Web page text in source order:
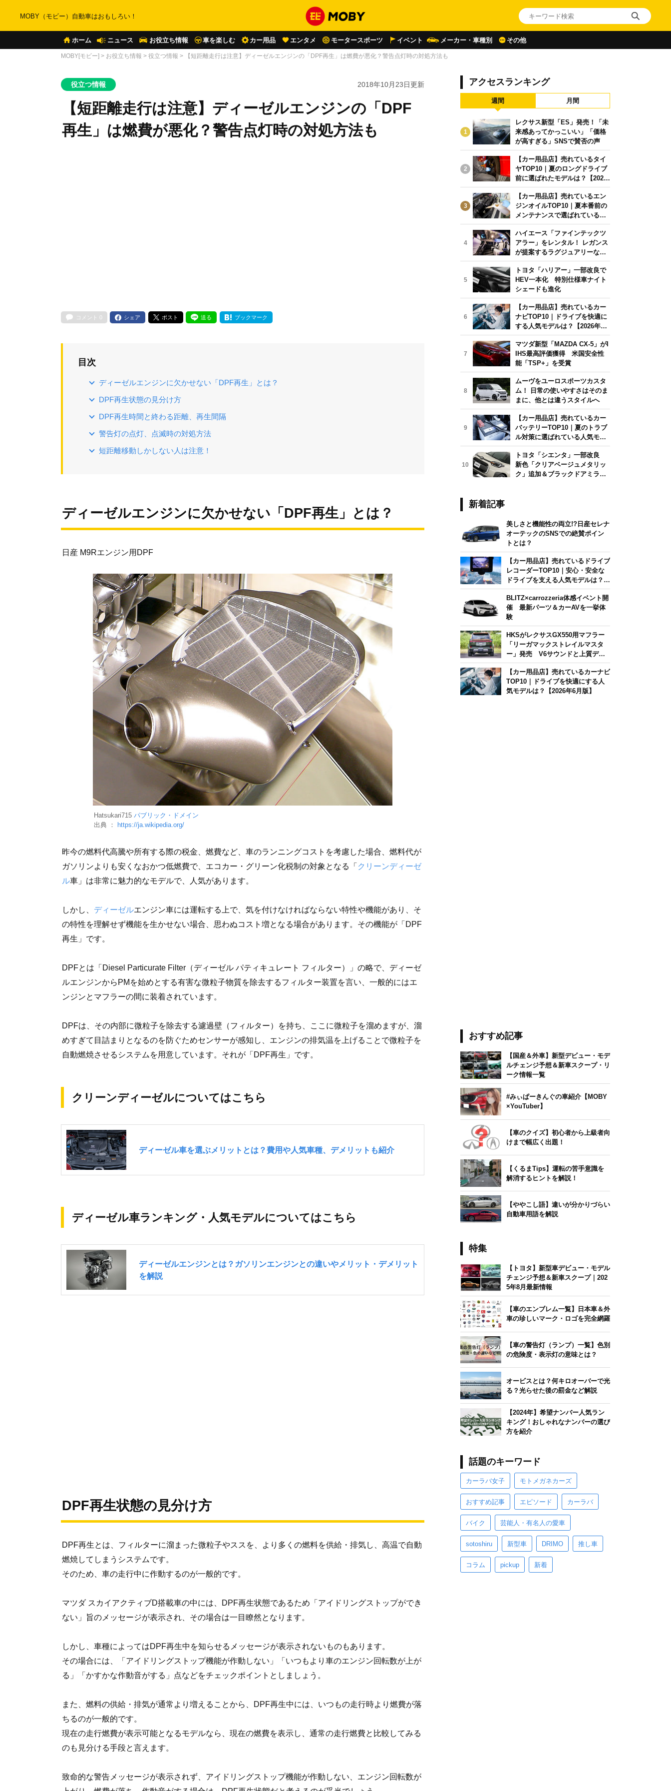
MOBY（モビー）自動車はおもしろい！
ホーム ニュース お役立ち情報 車を楽しむ カー用品 エンタメ モータースポーツ イベント メーカー・車種別 その他
MOBY[モビー] > お役立ち情報 > 役立つ情報 > 【短距離走行は注意】ディーゼルエンジンの「DPF再生」は燃費が悪化？警告点灯時の対処方法も
役立つ情報 2018年10月23日更新
【短距離走行は注意】ディーゼルエンジンの「DPF
再生」は燃費が悪化？警告点灯時の対処方法も
コメント 0 シェア ポスト 送る ブックマーク
目次
ディーゼルエンジンに欠かせない「DPF再生」とは？
DPF再生状態の見分け方
DPF再生時間と終わる距離、再生間隔
警告灯の点灯、点滅時の対処方法
短距離移動しかしない人は注意！
ディーゼルエンジンに欠かせない「DPF再生」とは？
日産 M9Rエンジン用DPF
Hatsukari715 パブリック・ドメイン
出典 ：
https://ja.wikipedia.org/
昨今の燃料代高騰や所有する際の税金、燃費など、車のランニングコストを考慮した場合、燃料代が
ガソリンよりも安くなおかつ低燃費で、エコカー・グリーン化税制の対象となる「クリーンディーゼ
ル車」は非常に魅力的なモデルで、人気があります。
しかし、 ディーゼルエンジン車には運転する上で、気を付けなければならない特性や機能があり、そ
の特性を理解せず機能を生かせない場合、思わぬコスト増となる場合があります。その機能が「DPF
再生」です。
DPFとは「Diesel Particurate Filter（ディーゼル パティキュレート フィルター）」の略で、ディーゼ
ルエンジンからPMを始めとする有害な微粒子物質を除去するフィルター装置を言い、一般的にはエ
ンジンとマフラーの間に装着されています。
DPFは、その内部に微粒子を除去する濾過壁（フィルター）を持ち、ここに微粒子を溜めますが、溜
めすぎて目詰まりとなるのを防ぐためセンサーが感知し、エンジンの排気温を上げることで微粒子を
自動燃焼させるシステムを用意しています。それが「DPF再生」です。
クリーンディーゼルについてはこちら
ディーゼル車ランキング・人気モデルについてはこちら
DPF再生状態の見分け方
DPF再生とは、フィルターに溜まった微粒子やススを、より多くの燃料を供給・排気し、高温で自動
燃焼してしまうシステムです。
そのため、車の走行中に作動するのが一般的です。
マツダ スカイアクティブD搭載車の中には、DPF再生状態であるため「アイドリングストップができ
ない」旨のメッセージが表示され、その場合は一目瞭然となります。
しかし、車種によってはDPF再生中を知らせるメッセージが表示されないものもあります。
その場合には、「アイドリングストップ機能が作動しない」「いつもより車のエンジン回転数が上が
る」「かすかな作動音がする」点などをチェックポイントとしましょう。
また、燃料の供給・排気が通常より増えることから、DPF再生中には、いつもの走行時より燃費が落
ちるのが一般的です。
現在の走行燃費が表示可能となるモデルなら、現在の燃費を表示し、通常の走行燃費と比較してみる
のも見分ける手段と言えます。
致命的な警告メッセージが表示されず、アイドリングストップ機能が作動しない、エンジン回転数が
アクセスランキング
週間 月間
1
レクサス新型「ES」発売！「未
来感あってかっこいい」「価格
が高すぎる」SNSで賛否の声
2
【カー用品店】売れているタイ
ヤTOP10｜夏のロングドライブ
前に選ばれたモデルは？【2026
年6月版】
3
【カー用品店】売れているエン
ジンオイルTOP10｜夏本番前の
メンテナンスで選ばれている人
気モデルは？【2026年6月版】
4
ハイエース「ファインテックツ
アラー」をレンタル！ レガンス
が提案するラグジュアリーな移
動体験
5
トヨタ「ハリアー」一部改良で
HEV一本化 特別仕様車ナイト
シェードも進化
6
【カー用品店】売れているカー
ナビTOP10｜ドライブを快適に
する人気モデルは？【2026年6
月版】
7
マツダ新型「MAZDA CX-5」がI
IHS最高評価獲得 米国安全性
能「TSP+」を受賞
8
ムーヴをユーロスポーツカスタ
ム！ 日常の使いやすさはそのま
まに、他とは違うスタイルへ
9
【カー用品店】売れているカー
バッテリーTOP10｜夏のトラブ
ル対策に選ばれている人気モデ
ルは？【2026年6月版】
10
トヨタ「シエンタ」一部改良
新色「クリアベージュメタリッ
ク」追加＆ブラックドアミラー
新着記事
美しさと機能性の両立!?日産セレナ
オーテックのSNSでの絶賛ポイン
トとは？
【カー用品店】売れているドライブ
レコーダーTOP10｜安心・安全な
ドライブを支える人気モデルは？
【2026年6月版】
BLITZ×carrozzeria体感イベント開
催 最新パーツ＆カーAVを一挙体
験
HKSがレクサスGX550用マフラー
「リーガマックストレイルマスタ
ー」発売 V6サウンドと上質デザ
インを両立
【カー用品店】売れているカーナビ
TOP10｜ドライブを快適にする人
気モデルは？【2026年6月版】
おすすめ記事
【国産＆外車】新型デビュー・モデ
ルチェンジ予想＆新車スクープ・リ
ーク情報一覧
#みぃぱーきんぐの車紹介【MOBY
×YouTuber】
【車のクイズ】初心者から上級者向
けまで幅広く出題！
【くるまTips】運転の苦手意識を
解消するヒントを解説！
【ややこし語】違いが分かりづらい
自動車用語を解説
特集
【トヨタ】新型車デビュー・モデル
チェンジ予想＆新車スクープ｜202
5年8月最新情報
【車のエンブレム一覧】日本車＆外
車の珍しいマーク・ロゴを完全網羅
【車の警告灯（ランプ）一覧】色別
の危険度・表示灯の意味とは？
オービスとは？何キロオーバーで光
る？光らせた後の罰金など解説
【2024年】希望ナンバー人気ラン
キング！おしゃれなナンバーの選び
方を紹介
話題のキーワード
カーラバ女子 モトメガネカーズ
おすすめ記事 エピソード カーラバ
バイク 芸能人・有名人の愛車
sotoshiru 新型車 DRIMO 推し車
コラム pickup 新着